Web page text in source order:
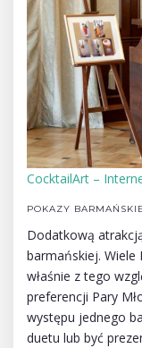
CocktailArt –
POKAZY BARMAŃSKIE
Dodatkową
barmańskiej. Wiele
właśnie z tego
preferencji Pary
występu jednego
duetu lub być